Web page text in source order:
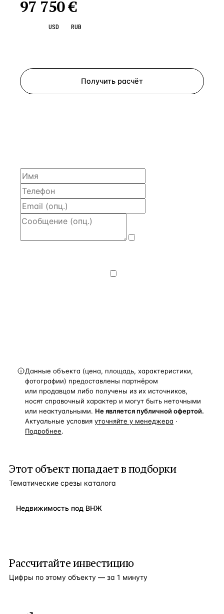
97 750€
USD RUB
Получить расчёт
Данные объекта (цена, площадь, характеристики,
фотографии) предоставлены партнёром
или продавцом либо получены из их источников,
носят справочный характер и могут быть неточными
или неактуальными. Не является публичной офертой.
Актуальные условия уточняйте у менеджера ·
Подробнее.
Этот объект попадает в подборки
Тематические срезы каталога
Недвижимость под ВНЖ
Рассчитайте инвестицию
Цифры по этому объекту — за 1 минуту